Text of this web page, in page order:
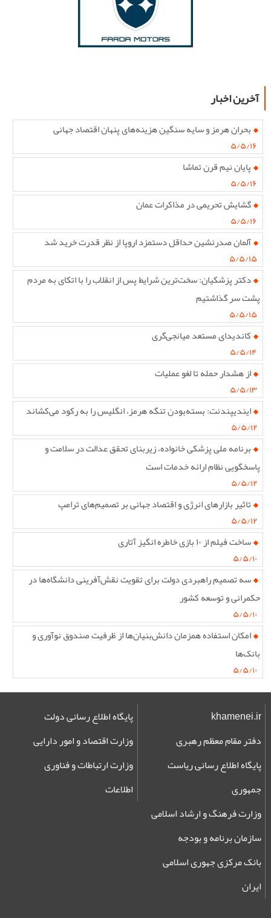
آخرین اخبار
بحران هرمز و سایه سنگین هزینه‌های پنهان اقتصاد جهانی
۵/۵/۱۶
پایان نیم قرن تماشا
۵/۵/۱۶
گشایش تحریمی در مذاکرات عمان
۵/۵/۱۶
آلمان صدرنشین حداقل دستمزد اروپا از نظر قدرت خرید شد
۵/۵/۱۵
دکتر پزشکیان: سخت‌ترین شرایط پس از انقلاب را با اتکای به مردم
پشت سر گذاشتیم
۵/۵/۱۵
کاندیدای مستعد میانجی‌گری
۵/۵/۱۴
از هشدار حمله تا لغو عملیات
۵/۵/۱۳
ایندیپندنت: بسته‌بودن تنگه هرمز، انگلیس را به رکود می‌کشاند
۵/۵/۱۲
برنامه ملی پزشکی خانواده، زیربنای تحقق عدالت در سلامت و
پاسخگویی نظام ارائه خدمات است
۵/۵/۱۲
تاثیر بازارهای انرژی و اقتصاد جهانی بر تصمیم‌های ترامپ
۵/۵/۱۲
ساخت فیلم از ۱۰ بازی خاطره انگیز آتاری
۵/۵/۱۰
سه تصمیم راهبردی دولت برای تقویت نقش‌آفرینی دانشگاه‌ها در
حکمرانی و توسعه کشور
۵/۵/۱۰
امکان استفاده همزمان دانش‌بنیان‌ها از ظرفیت صندوق نوآوری و
بانک‌ها
۵/۵/۱۰
khamenei.ir
دفتر مقام معظم رهبری
پایگاه اطلاع رسانی ریاست
جمهوری
پایگاه اطلاع رسانی دولت
وزارت اقتصاد و امور دارایی
وزارت ارتباطات و فناوری
اطلاعات
وزارت فرهنگ و ارشاد اسلامی
سازمان برنامه و بودجه
بانک مرکزی جهوری اسلامی
ایران